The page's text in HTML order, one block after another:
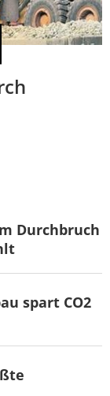
Durchbruch
spart CO2